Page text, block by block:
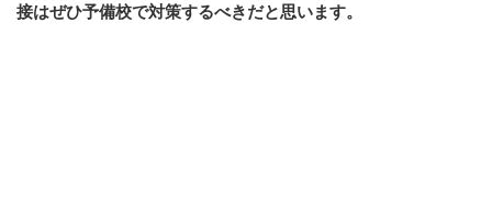
接はぜひ予備校で対策するべきだと思います。